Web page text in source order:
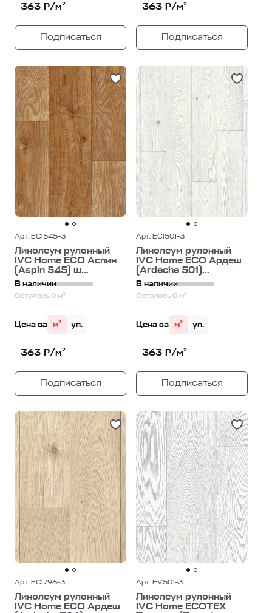
363 ₽/м²
Подписаться
363 ₽/м²
Подписаться
Арт. ECI545-3
Линолеум рулонный
IVC Home ECO Аспин
(Aspin 545) ш...
В наличии
Осталось 0 м²
Цена за м² уп.
363 ₽/м²
Подписаться
Арт. ECI501-3
Линолеум рулонный
IVC Home ECO Ардеш
(Ardeche 501)...
В наличии
Осталось 0 м²
Цена за м² уп.
363 ₽/м²
Подписаться
Арт. ECI796-3
Линолеум рулонный
IVC Home ECO Ардеш
Арт. EV501-3
Линолеум рулонный
IVC Home ECOTEX